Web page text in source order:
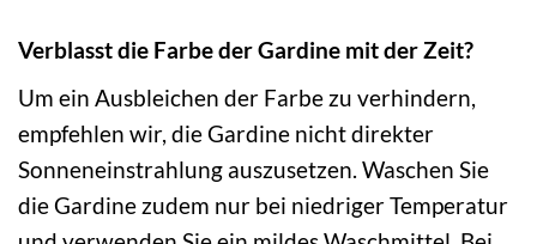
Verblasst die Farbe der Gardine mit der Zeit?
Um ein Ausbleichen der Farbe zu verhindern,
empfehlen wir, die Gardine nicht direkter
Sonneneinstrahlung auszusetzen. Waschen Sie
die Gardine zudem nur bei niedriger Temperatur